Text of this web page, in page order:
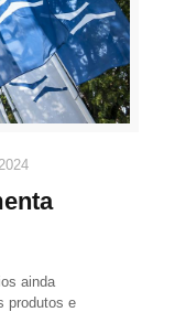
ainda
produtos e